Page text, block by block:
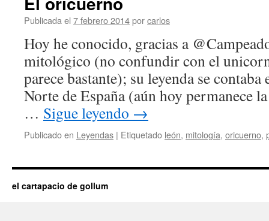
Publicada el 7 febrero 2014porcarlos
Hoy he conocido, gracias a
mitológico (no confundir con el
parece bastante); su leyenda se
Norte de España (aún hoy permanece
… Sigue leyendo →
Publicado en Leyendas | Etiquetado león, mitología, oricuerno,
el cartapacio de gollum